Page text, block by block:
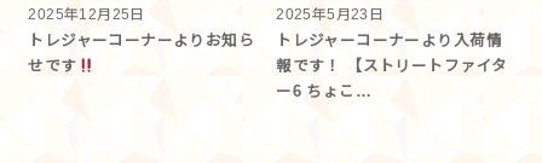
2025年12月25日
トレジャーコーナーよりお知ら
せです
2025年5月23日
トレジャーコーナーより入荷情
報です！ 【ストリートファイタ
ー6 ちょこ…